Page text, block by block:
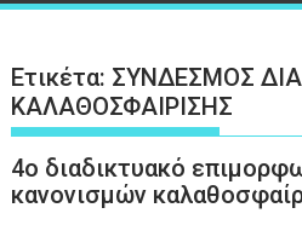
Ετικέτα: ΣΥΝΔΕΣΜΟΣ
ΚΑΛΑΘΟΣΦΑΙΡΙΣΗΣ
4ο διαδικτυακό
κανονισμών